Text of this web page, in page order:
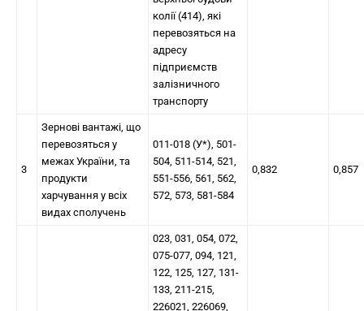
колії (414), які
перевозяться на
адресу
підприємств
залізничного
транспорту
3
Зернові вантажі, що
перевозяться у
межах України, та
продукти
харчування у всіх
видах сполучень
011-018 (У*), 501-
504, 511-514, 521,
551-556, 561, 562,
572, 573, 581-584
0,832 0,857
023, 031, 054, 072,
075-077, 094, 121,
122, 125, 127, 131-
133, 211-215,
226021, 226069,